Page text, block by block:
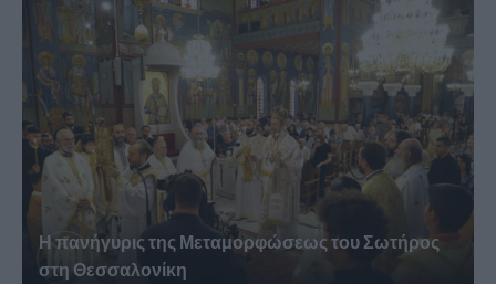
Η πανήγυρις της Μεταμορφώσεως του Σωτήρος
στη Θεσσαλονίκη